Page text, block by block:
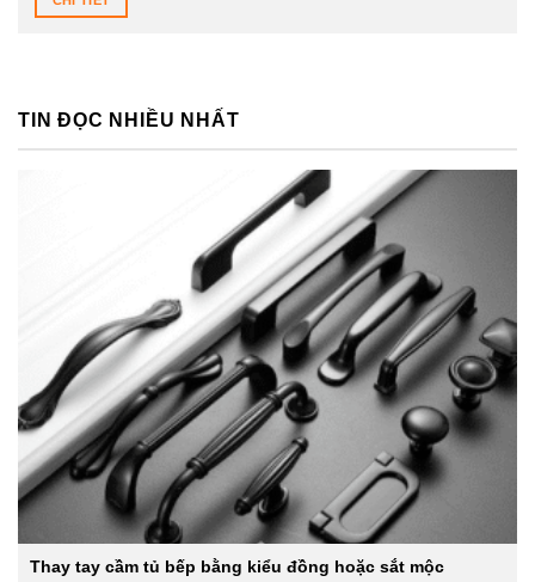
TIN ĐỌC NHIỀU NHẤT
Thay tay cầm tủ bếp bằng kiểu đồng hoặc sắt mộc